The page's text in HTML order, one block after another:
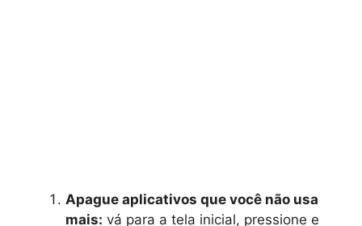
Apague aplicativos que você não usa
mais: vá para a tela inicial, pressione e